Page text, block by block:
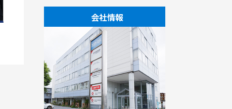
会社情報